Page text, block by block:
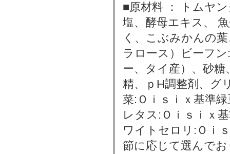
■原材料 ： トムヤ
塩、酵母エキス、
く、こぶみかんの
ラロース）ビーフ
ー、タイ産）、砂
精、ｐH調整剤、グ
菜:Ｏｉｓｉｘ基準
レタス:Ｏｉｓｉｘ
ワイトセロリ:Ｏｉ
節に応じて選んで